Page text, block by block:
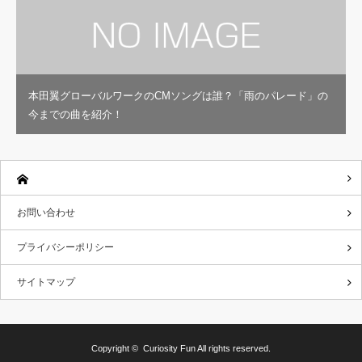
本田翼グローバルワークのCMソングは誰？「雨のパレード」の
今までの曲を紹介！
お問い合わせ
プライバシーポリシー
サイトマップ
Copyright © Curiosity FunAll rights reserved.